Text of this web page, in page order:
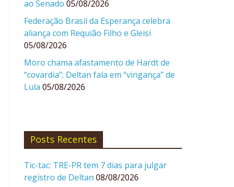
ao Senado 05/08/2026
Federação Brasil da Esperança celebra
aliança com Requião Filho e Gleisi
05/08/2026
Moro chama afastamento de Hardt de
“covardia”; Deltan fala em “vingança” de
Lula 05/08/2026
Posts Recentes
Tic-tac: TRE-PR tem 7 dias para julgar
registro de Deltan 08/08/2026